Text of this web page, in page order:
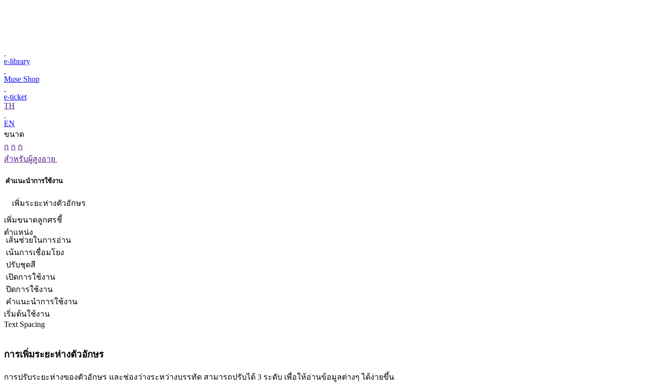
e-library
Muse Shop
e-ticket
TH
EN
ขนาด
ก ก ก
สำหรับผู้สูงอายุ
คำแนะนำการใช้งาน
เพิ่มระยะห่างตัวอักษร
เพิ่มขนาดลูกศรชี้
ตำแหน่ง
เส้นช่วยในการอ่าน
เน้นการเชื่อมโยง
ปรับชุดสี
เปิดการใช้งาน
ปิดการใช้งาน
คำแนะนำการใช้งาน
เริ่มต้นใช้งาน
Text Spacing
การเพิ่มระยะห่างตัวอักษร
การปรับระยะห่างของตัวอักษร และช่องว่างระหว่างบรรทัด สามารถปรับได้ 3 ระดับ เพื่อให้อ่านข้อมูลต่างๆ ได้ง่ายขึ้น